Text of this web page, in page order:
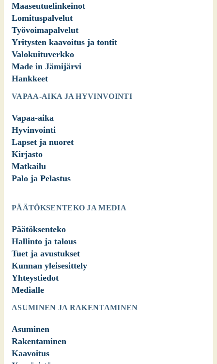
Maaseutuelinkeinot
Lomituspalvelut
Työvoimapalvelut
Yritysten kaavoitus ja tontit
Valokuituverkko
Made in Jämijärvi
Hankkeet
VAPAA-AIKA JA HYVINVOINTI
Vapaa-aika
Hyvinvointi
Lapset ja nuoret
Kirjasto
Matkailu
Palo ja Pelastus
PÄÄTÖKSENTEKO JA MEDIA
Päätöksenteko
Hallinto ja talous
Tuet ja avustukset
Kunnan yleisesittely
Yhteystiedot
Medialle
ASUMINEN JA RAKENTAMINEN
Asuminen
Rakentaminen
Kaavoitus